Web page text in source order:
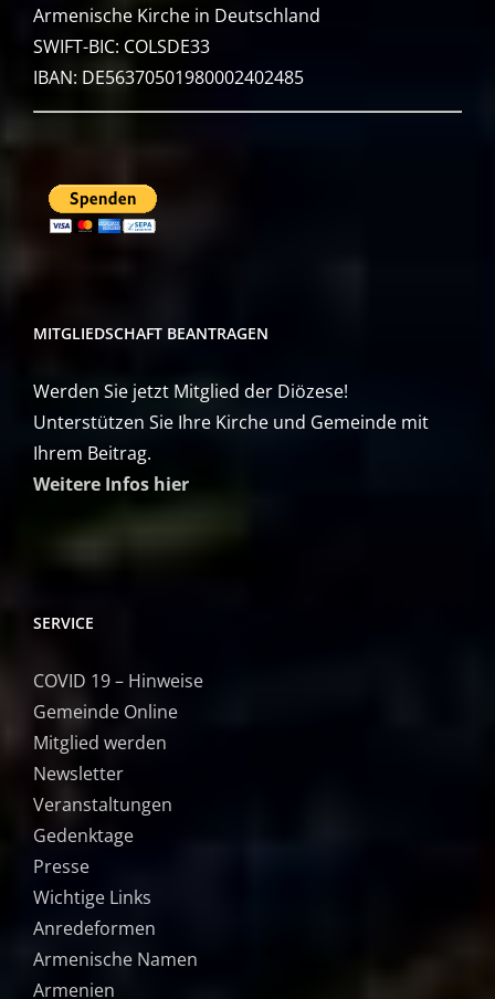
Armenische Kirche in Deutschland
SWIFT-BIC: COLSDE33
IBAN: DE56370501980002402485
MITGLIEDSCHAFT BEANTRAGEN
Werden Sie jetzt Mitglied der Diözese!
Unterstützen Sie Ihre Kirche und Gemeinde mit
Ihrem Beitrag.
Weitere Infos hier
SERVICE
COVID 19 – Hinweise
Gemeinde Online
Mitglied werden
Newsletter
Veranstaltungen
Gedenktage
Presse
Wichtige Links
Anredeformen
Armenische Namen
Armenien